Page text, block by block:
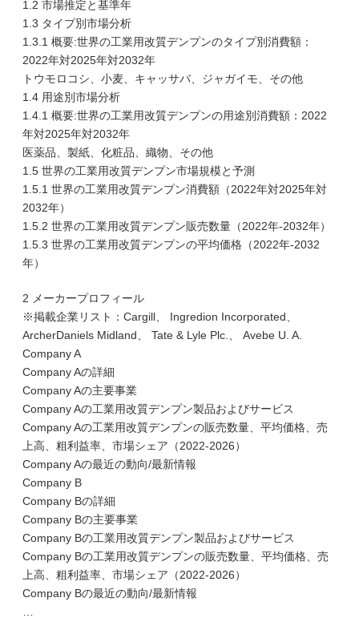
1.2 市場推定と基準年
1.3 タイプ別市場分析
1.3.1 概要:世界の工業用改質デンプンのタイプ別消費額：
2022年対2025年対2032年
トウモロコシ、小麦、キャッサバ、ジャガイモ、その他
1.4 用途別市場分析
1.4.1 概要:世界の工業用改質デンプンの用途別消費額：2022
年対2025年対2032年
医薬品、製紙、化粧品、織物、その他
1.5 世界の工業用改質デンプン市場規模と予測
1.5.1 世界の工業用改質デンプン消費額（2022年対2025年対
2032年）
1.5.2 世界の工業用改質デンプン販売数量（2022年-2032年）
1.5.3 世界の工業用改質デンプンの平均価格（2022年-2032
年）
2 メーカープロフィール
※掲載企業リスト：Cargill、 Ingredion Incorporated、
ArcherDaniels Midland、 Tate & Lyle Plc.、 Avebe U. A.
Company A
Company Aの詳細
Company Aの主要事業
Company Aの工業用改質デンプン製品およびサービス
Company Aの工業用改質デンプンの販売数量、平均価格、売
上高、粗利益率、市場シェア（2022-2026）
Company Aの最近の動向/最新情報
Company B
Company Bの詳細
Company Bの主要事業
Company Bの工業用改質デンプン製品およびサービス
Company Bの工業用改質デンプンの販売数量、平均価格、売
上高、粗利益率、市場シェア（2022-2026）
Company Bの最近の動向/最新情報